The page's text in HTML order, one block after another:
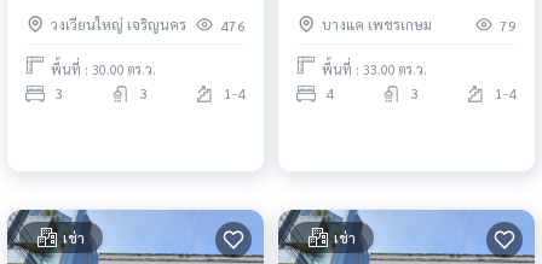
อาศัย โฮมออฟฟิศ
วงเวียนใหญ่ เจริญนคร 476
พื้นที่ : 30.00 ตร.ว.
3 3 1-4
บางแค เพชรเกษม 79
พื้นที่ : 33.00 ตร.ว.
4 3 1-4
เช่า เช่า